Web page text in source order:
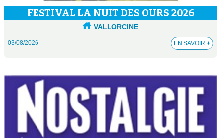
FESTIVAL LA NUIT DES OURS 2026
VALLORCINE
03/08/2026 EN SAVOIR +